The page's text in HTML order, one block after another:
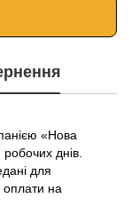
«Нова
днів.
для
оплати на